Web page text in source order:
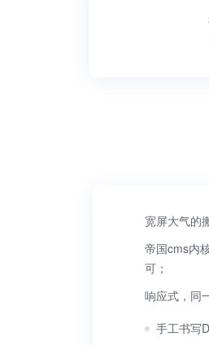
宽屏大气的
帝国cms内
可；
响应式，同
手工书写